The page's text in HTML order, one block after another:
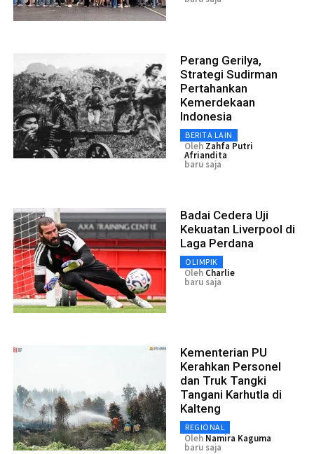
Perang Gerilya,
Strategi Sudirman
Pertahankan
Kemerdekaan
Indonesia
BERITA LAIN
Oleh Zahfa Putri
Afriandita
baru saja
Badai Cedera Uji
Kekuatan Liverpool di
Laga Perdana
OLIMPIK
Oleh Charlie
baru saja
Kementerian PU
Kerahkan Personel
dan Truk Tangki
Tangani Karhutla di
Kalteng
REGIONAL
Oleh Namira Kaguma
baru saja